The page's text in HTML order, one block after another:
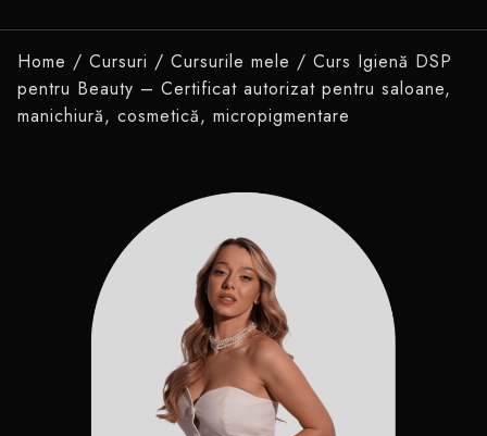
Home / Cursuri / Cursurile mele / Curs Igienă DSP
pentru Beauty – Certificat autorizat pentru saloane,
manichiură, cosmetică, micropigmentare